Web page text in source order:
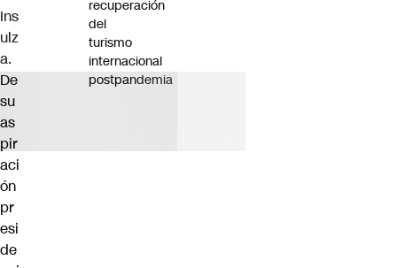
Ins
ulz
a.
De
su
as
pir
aci
ón
pr
esi
de
recuperación
del
turismo
internacional
postpandemia